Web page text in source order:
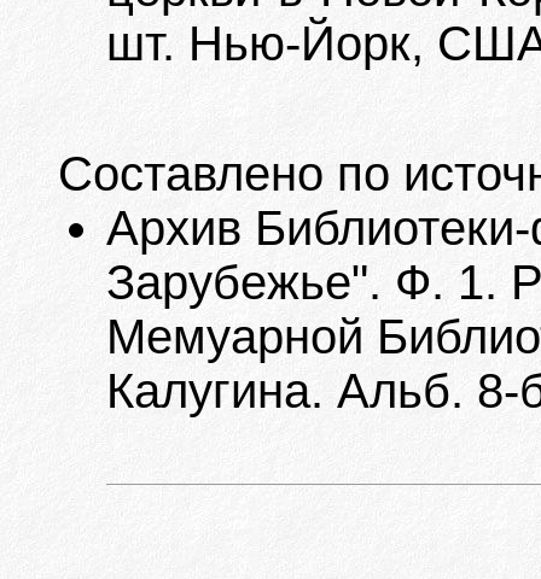
шт. Нью-Йорк,
Составлено по
Архив
Зарубежье". Ф. 1.
Мемуарной
Калугина. Альб.